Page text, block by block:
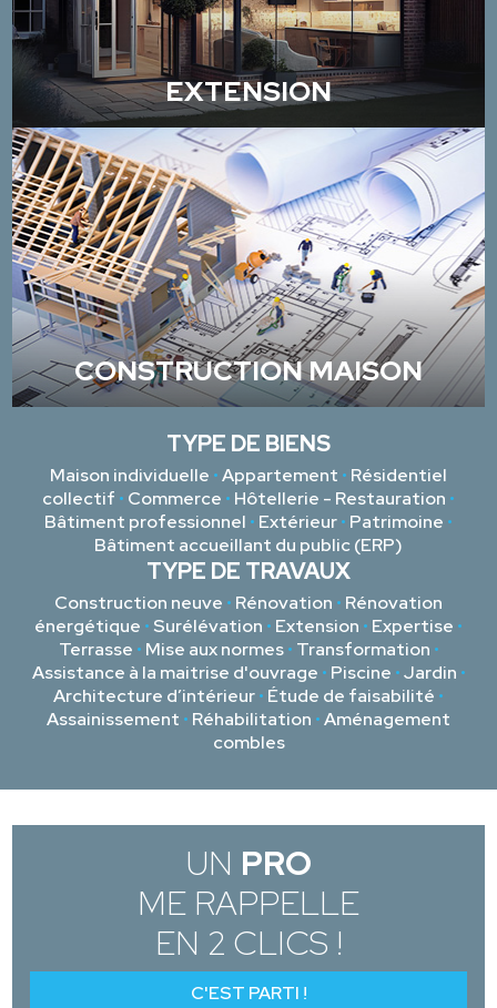
EXTENSION
CONSTRUCTION MAISON
TYPE DE BIENS
Maison individuelle •Appartement • Résidentiel
collectif • Commerce • Hôtellerie - Restauration •
Bâtiment professionnel • Extérieur• Patrimoine •
Bâtiment accueillant du public (ERP)
TYPE DE TRAVAUX
Construction neuve • Rénovation • Rénovation
énergétique • Surélévation • Extension • Expertise •
Terrasse • Mise aux normes • Transformation •
Assistance à la maitrise d'ouvrage • Piscine •Jardin •
Architecture d’intérieur• Étude de faisabilité •
Assainissement • Réhabilitation •Aménagement
combles
UN PRO
ME RAPPELLE
EN 2 CLICS !
C'EST PARTI !